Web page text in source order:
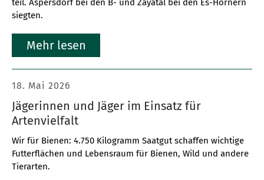
teil. Aspersdorf bei den B- und Zayatal bei den Es-Hörnern
siegten.
Mehr lesen
Jägerinnen und Jäger im Einsatz für
Artenvielfalt
Wir für Bienen: 4.750 Kilogramm Saatgut schaffen wichtige
Futterflächen und Lebensraum für Bienen, Wild und andere
Tierarten.
18. Mai 2026